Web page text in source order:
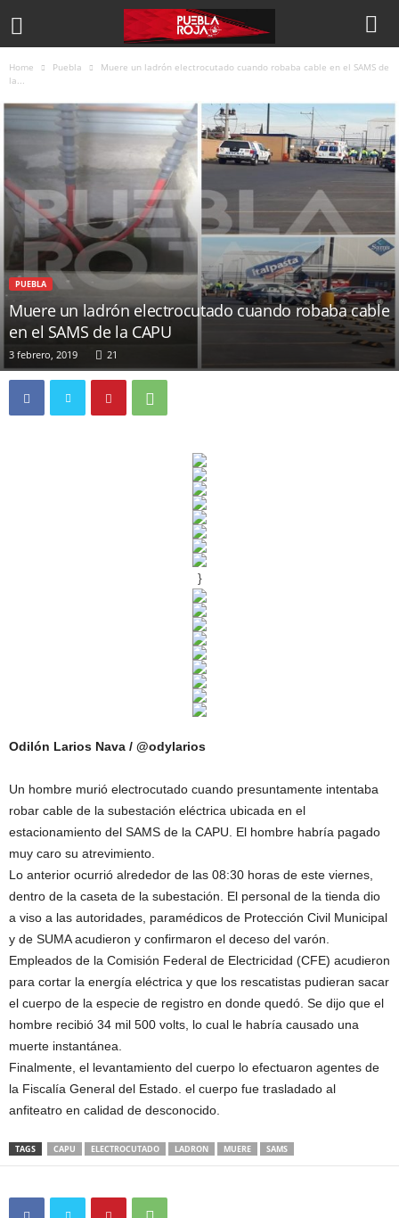
Home Puebla
Muere un ladrón electrocutado cuando robaba cable en el SAMS de
la...
PUEBLA
Muere un ladrón electrocutado cuando robaba cable
en el SAMS de la CAPU
3 febrero, 2019 21
}
Odilón Larios Nava / @odylarios
Un hombre murió electrocutado cuando presuntamente intentaba
robar cable de la subestación eléctrica ubicada en el
estacionamiento del SAMS de la CAPU. El hombre habría pagado
muy caro su atrevimiento.
Lo anterior ocurrió alrededor de las 08:30 horas de este viernes,
dentro de la caseta de la subestación. El personal de la tienda dio
a viso a las autoridades, paramédicos de Protección Civil Municipal
y de SUMA acudieron y confirmaron el deceso del varón.
Empleados de la Comisión Federal de Electricidad (CFE) acudieron
para cortar la energía eléctrica y que los rescatistas pudieran sacar
el cuerpo de la especie de registro en donde quedó. Se dijo que el
hombre recibió 34 mil 500 volts, lo cual le habría causado una
muerte instantánea.
Finalmente, el levantamiento del cuerpo lo efectuaron agentes de
la Fiscalía General del Estado. el cuerpo fue trasladado al
anfiteatro en calidad de desconocido.
TAGS CAPU ELECTROCUTADO LADRON MUERE SAMS